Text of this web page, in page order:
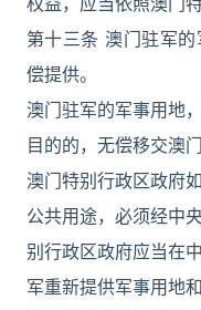
第十三条 澳门驻军
偿提供。
澳门驻军的军事用地
目的的，无偿移交澳
澳门特别行政区政府
公共用途，必须经中
别行政区政府应当在
军重新提供军事用地